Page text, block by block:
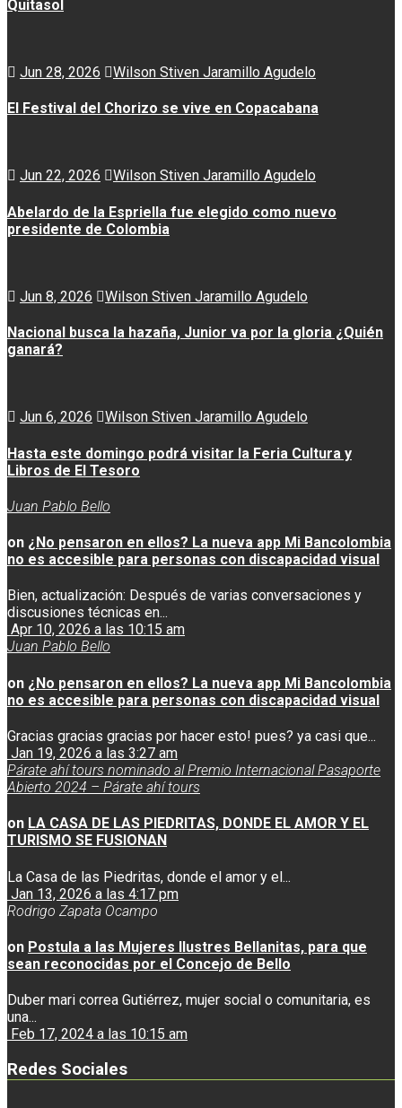
Quitasol
Jun 28, 2026 Wilson Stiven Jaramillo Agudelo
El Festival del Chorizo se vive en Copacabana
Jun 22, 2026 Wilson Stiven Jaramillo Agudelo
Abelardo de la Espriella fue elegido como nuevo
presidente de Colombia
Jun 8, 2026 Wilson Stiven Jaramillo Agudelo
Nacional busca la hazaña, Junior va por la gloria ¿Quién
ganará?
Jun 6, 2026 Wilson Stiven Jaramillo Agudelo
Hasta este domingo podrá visitar la Feria Cultura y
Libros de El Tesoro
Juan Pablo Bello
on ¿No pensaron en ellos? La nueva app Mi Bancolombia
no es accesible para personas con discapacidad visual
Bien, actualización: Después de varias conversaciones y
discusiones técnicas en...
Apr 10, 2026 a las 10:15 am
Juan Pablo Bello
on ¿No pensaron en ellos? La nueva app Mi Bancolombia
no es accesible para personas con discapacidad visual
Gracias gracias gracias por hacer esto! pues? ya casi que...
Jan 19, 2026 a las 3:27 am
Párate ahí tours nominado al Premio Internacional Pasaporte
Abierto 2024 – Párate ahí tours
on LA CASA DE LAS PIEDRITAS, DONDE EL AMOR Y EL
TURISMO SE FUSIONAN
La Casa de las Piedritas, donde el amor y el...
Jan 13, 2026 a las 4:17 pm
Rodrigo Zapata Ocampo
on Postula a las Mujeres Ilustres Bellanitas, para que
sean reconocidas por el Concejo de Bello
Duber mari correa Gutiérrez, mujer social o comunitaria, es
una...
Feb 17, 2024 a las 10:15 am
Redes Sociales